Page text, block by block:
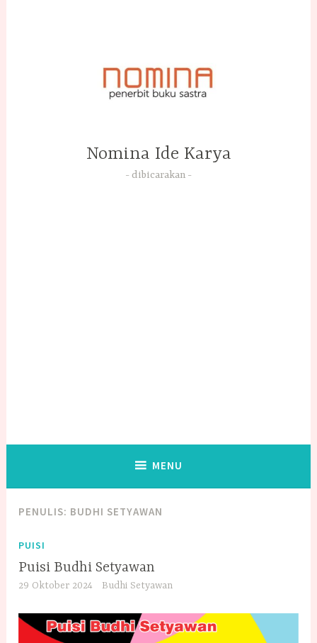
Nomina Ide Karya
dibicarakan
MENU
PENULIS: BUDHI SETYAWAN
PUISI
Puisi Budhi Setyawan
29 Oktober 2024 Budhi Setyawan